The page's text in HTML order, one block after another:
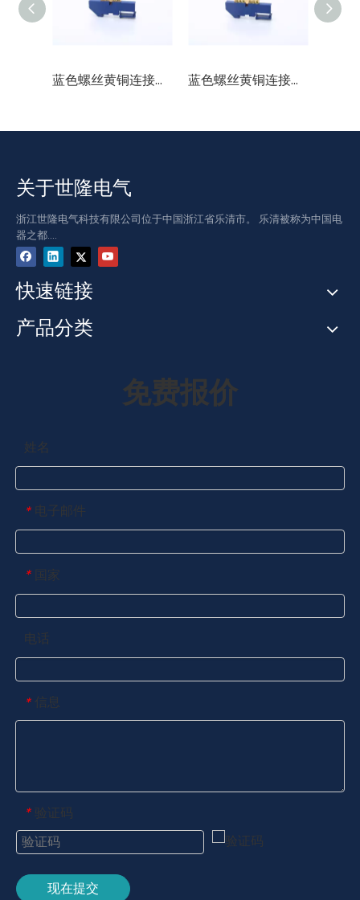
蓝色螺丝黄铜连接器DIN导轨铜终端块和中性块4P分配盒终端条 蓝色螺丝黄铜连接器DIN导轨铜终端块和中性块6p分配盒终端条
关于世隆电气
浙江世隆电气科技有限公司位于中国浙江省乐清市。 乐清被称为中国电
器之都....
快速链接
产品分类
免费报价
姓名
* 电子邮件
* 国家
电话
* 信息
* 验证码
现在提交